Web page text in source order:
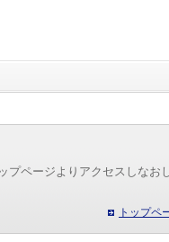
プページよりアクセスしなお
トップペ